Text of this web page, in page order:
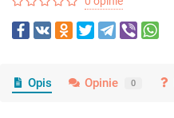
Opis Opinie 0